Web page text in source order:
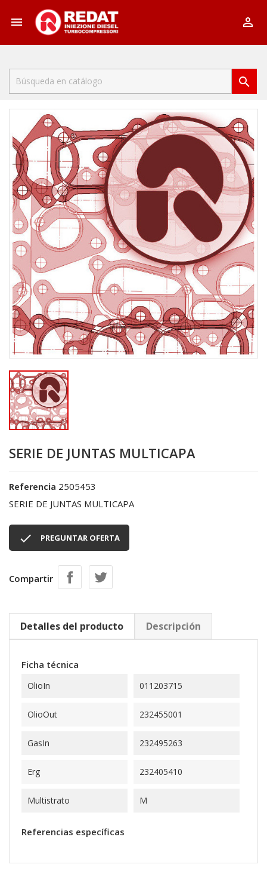
 

SERIE DE JUNTAS MULTICAPA
Referencia 2505453
SERIE DE JUNTAS MULTICAPA
 PREGUNTAR OFERTA
Compartir
Detalles del producto Descripción
Ficha técnica
OlioIn 011203715
OlioOut 232455001
GasIn 232495263
Erg 232405410
Multistrato M
Referencias específicas